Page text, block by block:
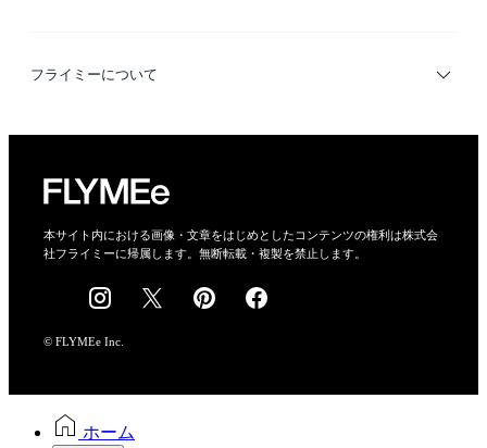
利用規約
フライミーについて
会社概要
採用情報
本サイト内における画像・文章をはじめとしたコンテンツの権利は株式会
社フライミーに帰属します。無断転載・複製を禁止します。
© FLYMEe Inc.
ホーム